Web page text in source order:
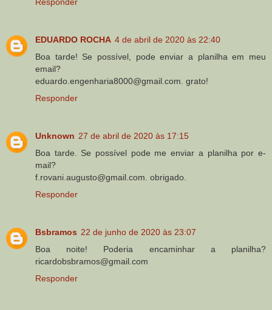
EDUARDO ROCHA 4 de abril de 2020 às 22:40
Boa tarde! Se possível, pode enviar a planilha em meu
email?
eduardo.engenharia8000@gmail.com. grato!
Responder
Unknown 27 de abril de 2020 às 17:15
Boa tarde. Se possível pode me enviar a planilha por e-
mail?
f.rovani.augusto@gmail.com. obrigado.
Responder
Bsbramos 22 de junho de 2020 às 23:07
Boa noite! Poderia encaminhar a planilha?
ricardobsbramos@gmail.com
Responder